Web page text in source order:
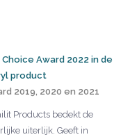
Choice Award 2022 in de
product
2019, 2020 en 2021
Products bedekt de
uiterlijk. Geeft in